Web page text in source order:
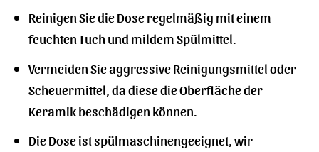
Reinigen Sie die Dose regelmäßig mit einem
feuchten Tuch und mildem Spülmittel.
Vermeiden Sie aggressive Reinigungsmittel oder
Scheuermittel, da diese die Oberfläche der
Keramik beschädigen können.
Die Dose ist spülmaschinengeeignet, wir